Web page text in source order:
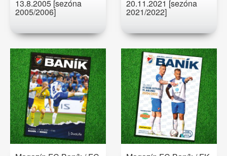
13.8.2005 [sezóna
2005/2006]
20.11.2021 [sezóna
2021/2022]